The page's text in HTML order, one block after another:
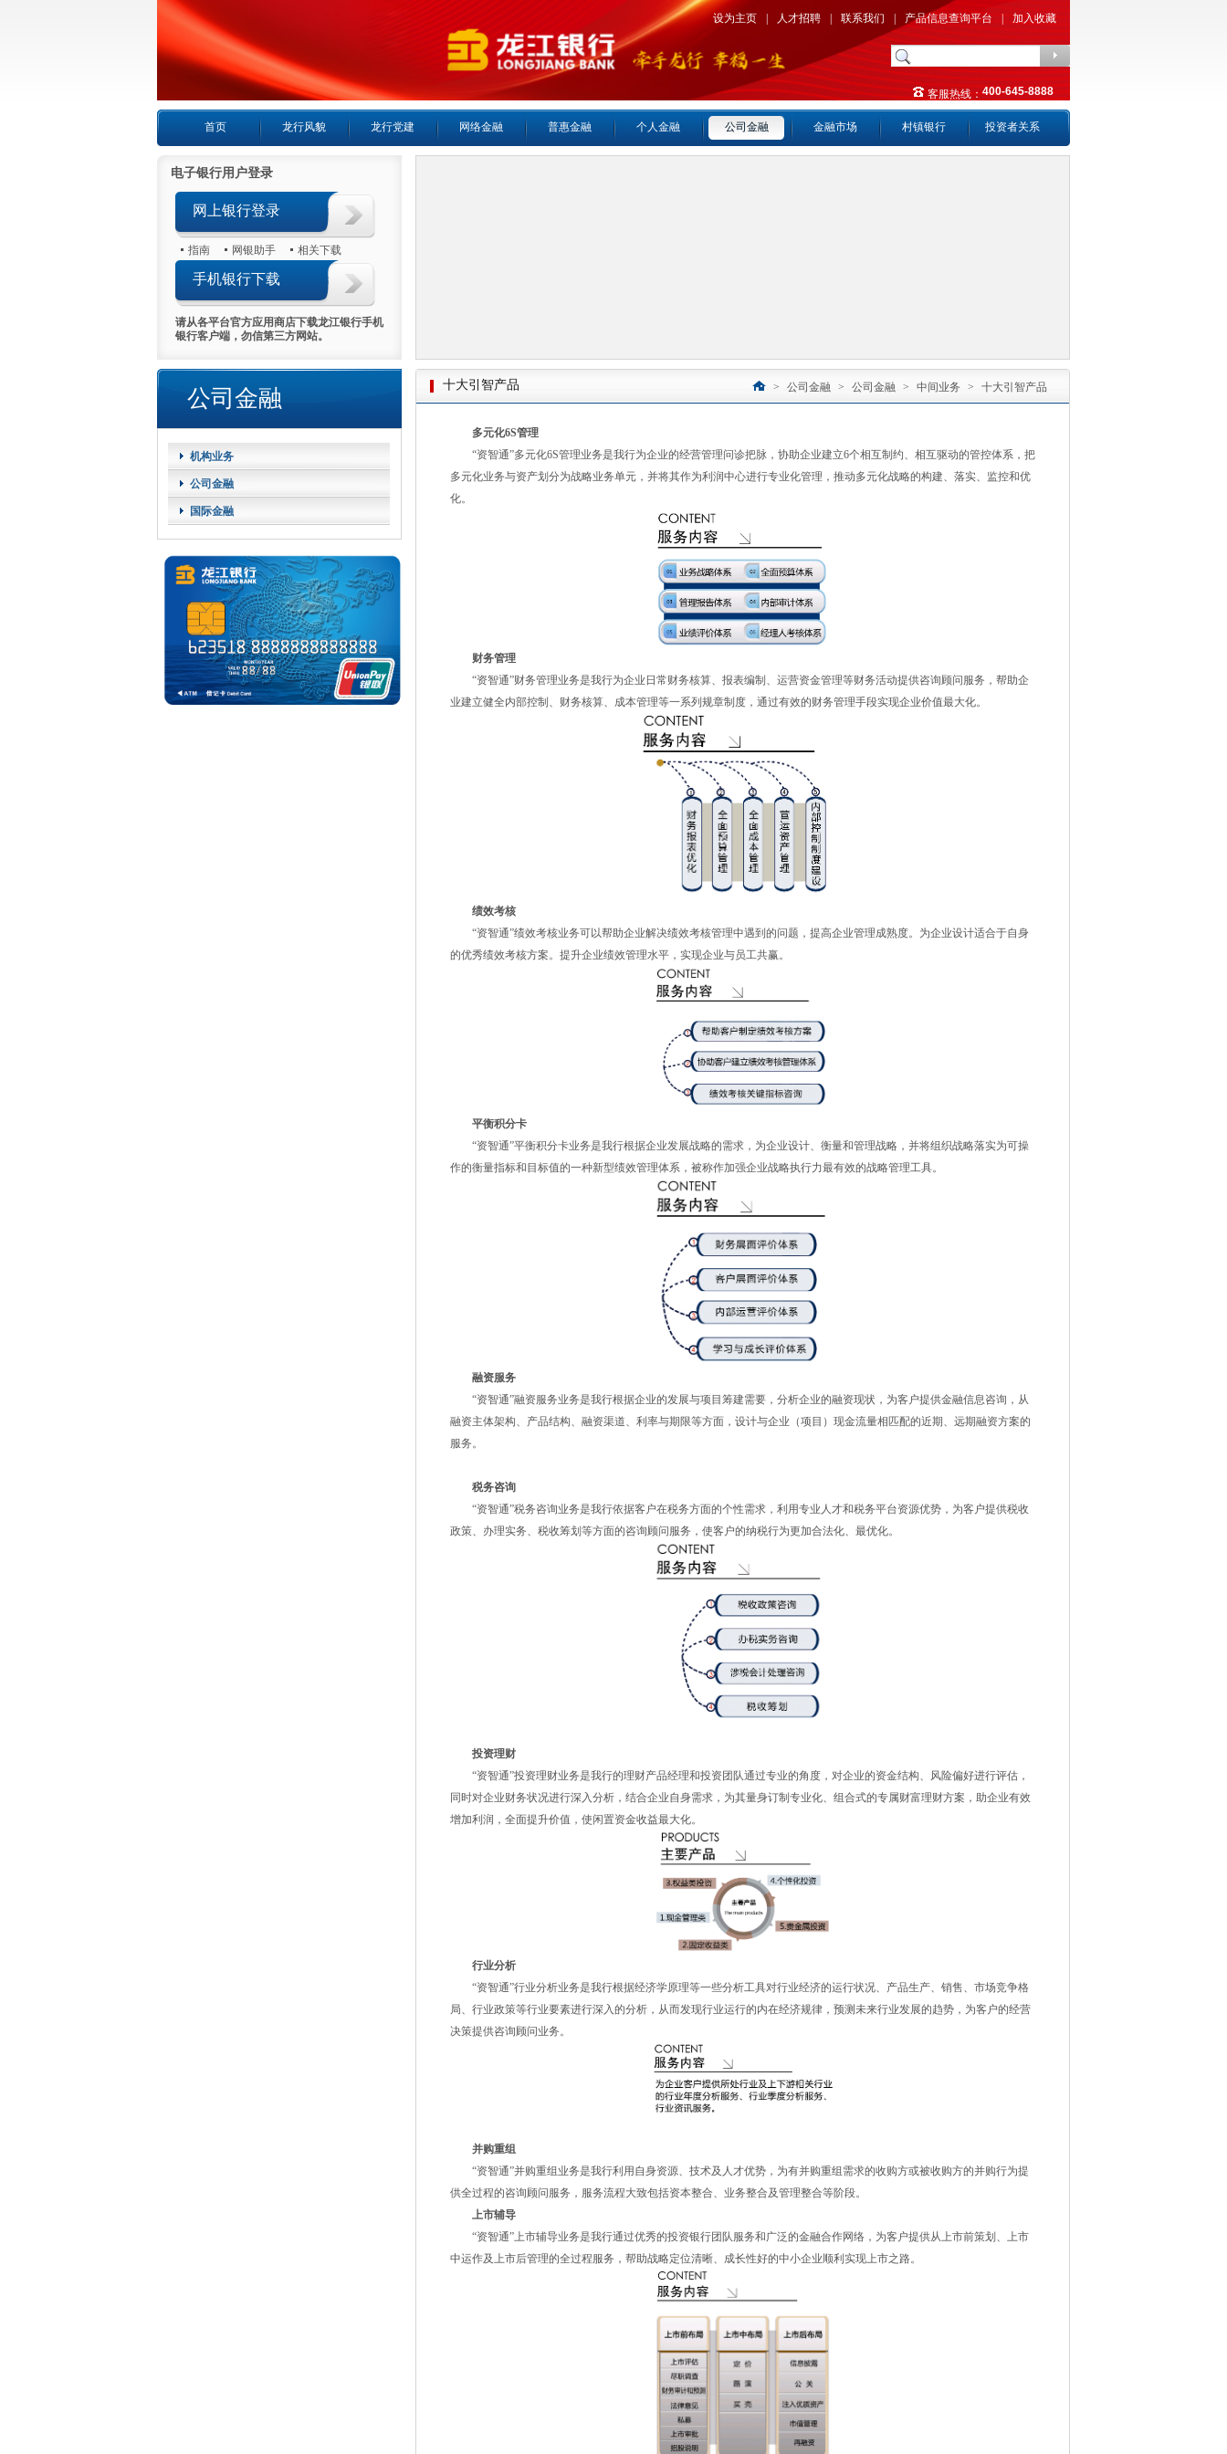
设为主页 人才招聘 联系我们 产品信息查询平台 加入收藏
客服热线：400-645-8888
首页 龙行风貌 龙行党建 网络金融 普惠金融 个人金融 公司金融 金融市场 村镇银行 投资者关系
电子银行用户登录
网上银行登录
指南 网银助手 相关下载
手机银行下载
请从各平台官方应用商店下载龙江银行手机
银行客户端，勿信第三方网站。
公司金融
机构业务
公司金融
国际金融
十大引智产品 > 公司金融 > 公司金融 > 中间业务 > 十大引智产品
多元化6S管理
“资智通”多元化6S管理业务是我行为企业的经营管理问诊把脉，协助企业建立6个相互制约、相互驱动的管控体系，把
多元化业务与资产划分为战略业务单元，并将其作为利润中心进行专业化管理，推动多元化战略的构建、落实、监控和优
化。
财务管理
“资智通”财务管理业务是我行为企业日常财务核算、报表编制、运营资金管理等财务活动提供咨询顾问服务，帮助企
业建立健全内部控制、财务核算、成本管理等一系列规章制度，通过有效的财务管理手段实现企业价值最大化。
绩效考核
“资智通”绩效考核业务可以帮助企业解决绩效考核管理中遇到的问题，提高企业管理成熟度。为企业设计适合于自身
的优秀绩效考核方案。提升企业绩效管理水平，实现企业与员工共赢。
平衡积分卡
“资智通”平衡积分卡业务是我行根据企业发展战略的需求，为企业设计、衡量和管理战略，并将组织战略落实为可操
作的衡量指标和目标值的一种新型绩效管理体系，被称作加强企业战略执行力最有效的战略管理工具。
融资服务
“资智通”融资服务业务是我行根据企业的发展与项目筹建需要，分析企业的融资现状，为客户提供金融信息咨询，从
融资主体架构、产品结构、融资渠道、利率与期限等方面，设计与企业（项目）现金流量相匹配的近期、远期融资方案的
服务。
税务咨询
“资智通”税务咨询业务是我行依据客户在税务方面的个性需求，利用专业人才和税务平台资源优势，为客户提供税收
政策、办理实务、税收筹划等方面的咨询顾问服务，使客户的纳税行为更加合法化、最优化。
投资理财
“资智通”投资理财业务是我行的理财产品经理和投资团队通过专业的角度，对企业的资金结构、风险偏好进行评估，
同时对企业财务状况进行深入分析，结合企业自身需求，为其量身订制专业化、组合式的专属财富理财方案，助企业有效
增加利润，全面提升价值，使闲置资金收益最大化。
行业分析
“资智通”行业分析业务是我行根据经济学原理等一些分析工具对行业经济的运行状况、产品生产、销售、市场竞争格
局、行业政策等行业要素进行深入的分析，从而发现行业运行的内在经济规律，预测未来行业发展的趋势，为客户的经营
决策提供咨询顾问业务。
并购重组
“资智通”并购重组业务是我行利用自身资源、技术及人才优势，为有并购重组需求的收购方或被收购方的并购行为提
供全过程的咨询顾问服务，服务流程大致包括资本整合、业务整合及管理整合等阶段。
上市辅导
“资智通”上市辅导业务是我行通过优秀的投资银行团队服务和广泛的金融合作网络，为客户提供从上市前策划、上市
中运作及上市后管理的全过程服务，帮助战略定位清晰、成长性好的中小企业顺利实现上市之路。